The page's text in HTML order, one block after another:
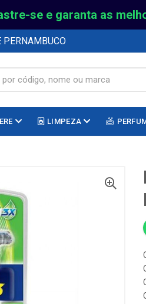
se e garanta as
PERNAMBUCO
LIMPEZA